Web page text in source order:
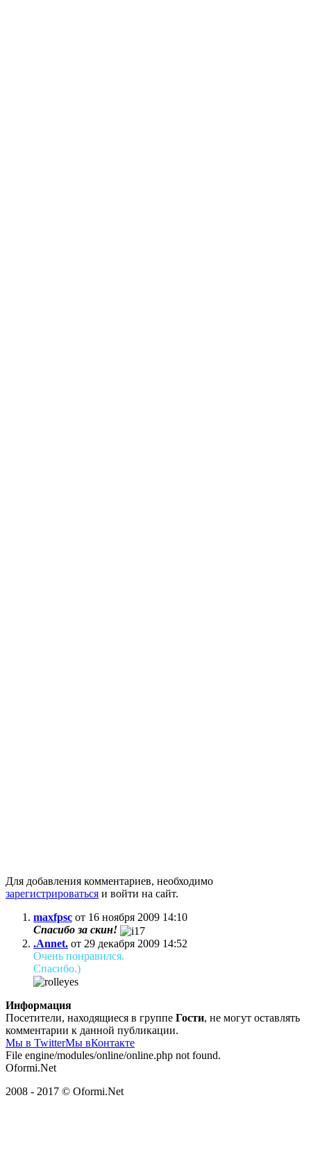
Для добавления комментариев, необходимо
зарегистрироваться и войти на сайт.
maxfpsc от 16 ноября 2009 14:10
Спасибо за скин!
.Annet. от 29 декабря 2009 14:52
Очень понравился.
Спасибо.)
Информация
Посетители, находящиеся в группе Гости, не могут оставлять
комментарии к данной публикации.
Мы в TwitterМы вКонтакте
File engine/modules/online/online.php not found.
Oformi.Net
2008 - 2017 © Oformi.Net